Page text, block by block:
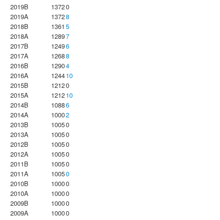
2019B
13720
2019A
13728
2018B
1361 5
2018A
12897
2017B
12496
2017A
12688
2016B
12904
2016A
124410
2015B
12120
2015A
121210
2014B
10886
2014A
10002
2013B
10050
2013A
10050
2012B
10050
2012A
10050
2011B
10050
2011A
10050
2010B
10000
2010A
10000
2009B
10000
2009A
10000